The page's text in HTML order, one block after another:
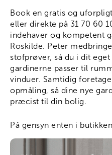
Book en gratis og
eller direkte på 31 70 60
indehaver og kompetent
Roskilde. Peter
stofprøver, så du i dit
gardinerne passer til
vinduer. Samtidig
opmåling, så dine nye
præcist til din bolig.
På gensyn enten i